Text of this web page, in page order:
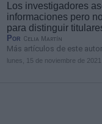
Los investigadores
informaciones pero
para distinguir
Por Celia Martín
Más artículos de este autor
lunes, 15 de noviembre de 2021